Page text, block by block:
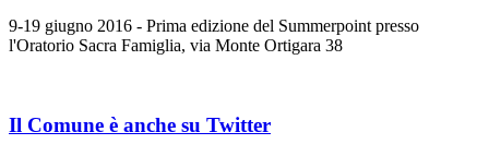
9-19 giugno 2016 - Prima edizione del Summerpoint presso
l'Oratorio Sacra Famiglia, via Monte Ortigara 38
Il Comune è anche su Twitter